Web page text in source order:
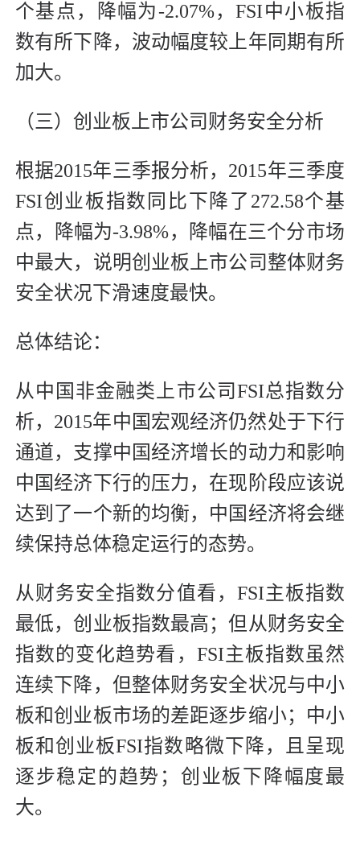
个基点，降幅为-2.07%，FSI中小板指
数有所下降，波动幅度较上年同期有所
加大。
（三）创业板上市公司财务安全分析
根据2015年三季报分析，2015年三季度
FSI创业板指数同比下降了272.58个基
点，降幅为-3.98%，降幅在三个分市场
中最大，说明创业板上市公司整体财务
安全状况下滑速度最快。
总体结论：
从中国非金融类上市公司FSI总指数分
析，2015年中国宏观经济仍然处于下行
通道，支撑中国经济增长的动力和影响
中国经济下行的压力，在现阶段应该说
达到了一个新的均衡，中国经济将会继
续保持总体稳定运行的态势。
从财务安全指数分值看，FSI主板指数
最低，创业板指数最高；但从财务安全
指数的变化趋势看，FSI主板指数虽然
连续下降，但整体财务安全状况与中小
板和创业板市场的差距逐步缩小；中小
板和创业板FSI指数略微下降，且呈现
逐步稳定的趋势；创业板下降幅度最
大。